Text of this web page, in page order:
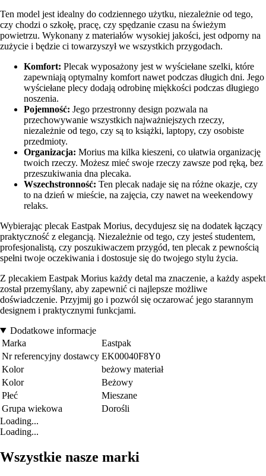
Ten model jest idealny do codziennego użytku, niezależnie od tego,
czy chodzi o szkołę, pracę, czy spędzanie czasu na świeżym
powietrzu. Wykonany z materiałów wysokiej jakości, jest odporny na
zużycie i będzie ci towarzyszył we wszystkich przygodach.
Komfort: Plecak wyposażony jest w wyściełane szelki, które
zapewniają optymalny komfort nawet podczas długich dni. Jego
wyściełane plecy dodają odrobinę miękkości podczas długiego
noszenia.
Pojemność: Jego przestronny design pozwala na
przechowywanie wszystkich najważniejszych rzeczy,
niezależnie od tego, czy są to książki, laptopy, czy osobiste
przedmioty.
Organizacja: Morius ma kilka kieszeni, co ułatwia organizację
twoich rzeczy. Możesz mieć swoje rzeczy zawsze pod ręką, bez
przeszukiwania dna plecaka.
Wszechstronność: Ten plecak nadaje się na różne okazje, czy
to na dzień w mieście, na zajęcia, czy nawet na weekendowy
relaks.
Wybierając plecak Eastpak Morius, decydujesz się na dodatek łączący
praktyczność z elegancją. Niezależnie od tego, czy jesteś studentem,
profesjonalistą, czy poszukiwaczem przygód, ten plecak z pewnością
spełni twoje oczekiwania i dostosuje się do twojego stylu życia.
Z plecakiem Eastpak Morius każdy detal ma znaczenie, a każdy aspekt
został przemyślany, aby zapewnić ci najlepsze możliwe
doświadczenie. Przyjmij go i pozwól się oczarować jego starannym
designem i praktycznymi funkcjami.
Dodatkowe informacje
Marka
Eastpak
Nr referencyjny dostawcy EK00040F8Y0
Kolor
beżowy materiał
Kolor
Beżowy
Płeć
Mieszane
Grupa wiekowa
Dorośli
Loading...
Loading...
Wszystkie nasze marki